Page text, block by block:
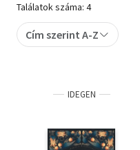
Művészet
Szakkönyv
Tankönyv, segédkönyv
Társadalomtudomány
Találatok száma: 4
Cím szerint A-Z
IDEGEN